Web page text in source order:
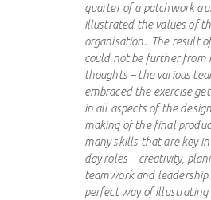
quarter of a patchwork
illustrated the values of
organisation. The result
could not be further from
thoughts – the various
embraced the exercise
in all aspects of the
making of the final
many skills that are key
day roles – creativity,
teamwork and
perfect way of